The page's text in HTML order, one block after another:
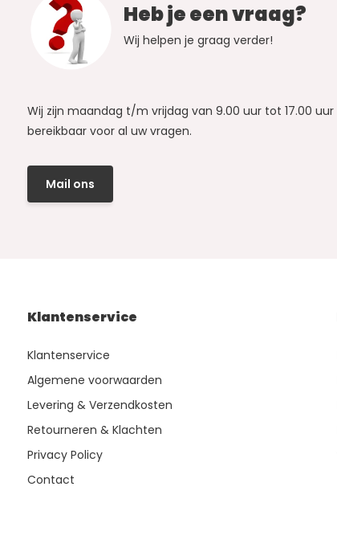
Heb je een vraag?
Wij helpen je graag verder!
Wij zijn maandag t/m vrijdag van 9.00 uur tot 17.00 uur
bereikbaar voor al uw vragen.
Mail ons
Klantenservice
Klantenservice
Algemene voorwaarden
Levering & Verzendkosten
Retourneren & Klachten
Privacy Policy
Contact